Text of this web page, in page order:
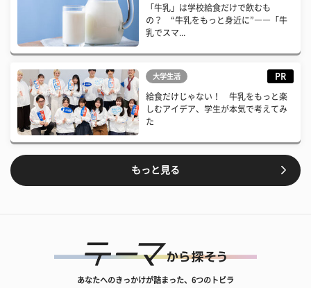
「牛乳」は学校給食だけで飲むも
の？ “牛乳をもっと身近に”――「牛
乳でスマ...
大学生活 PR
給食だけじゃない！ 牛乳をもっと楽
しむアイデア、学生が本気で考えてみ
た
もっと見る
あなたへのきっかけが詰まった、6つのトビラ